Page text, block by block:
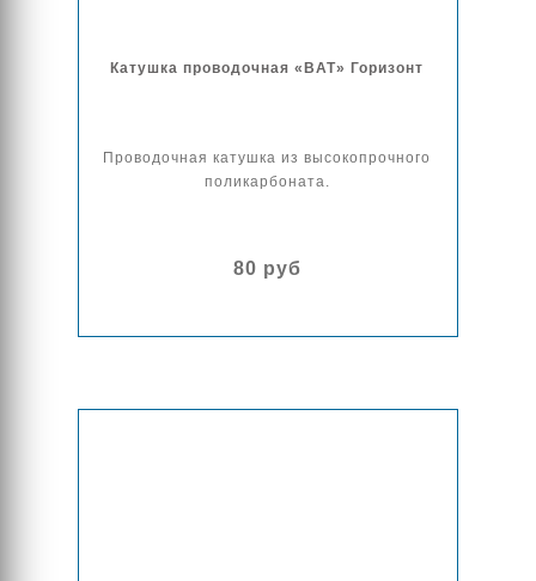
Катушка проводочная «BAT» Горизонт
Проводочная катушка из высокопрочного
поликарбоната.
80 руб